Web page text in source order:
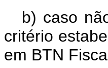
b) caso
critério
em BTN